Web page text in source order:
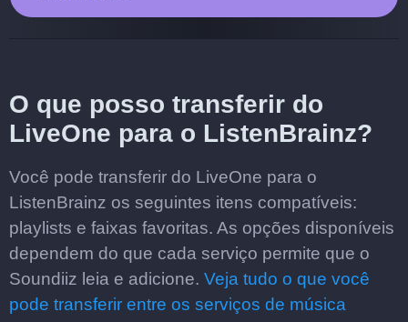
O que posso transferir do
LiveOne para o ListenBrainz?
Você pode transferir do LiveOne para o
ListenBrainz os seguintes itens compatíveis:
playlists e faixas favoritas. As opções disponíveis
dependem do que cada serviço permite que o
Soundiiz leia e adicione. Veja tudo o que você
pode transferir entre os serviços de música